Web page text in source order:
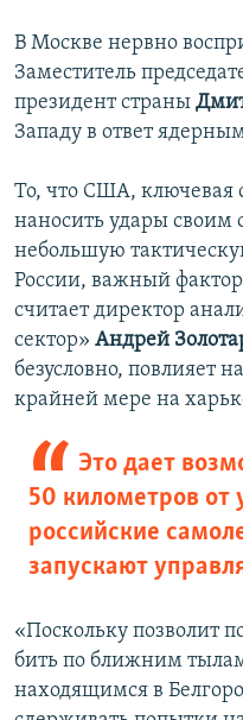
В Москве нервно
Заместитель
президент страны
Западу в ответ
То, что США, ключевая
наносить удары своим
небольшую
России, важный
считает директор
сектор» Андрей
безусловно, повлияет
крайней мере на
Это дает
50 километров от
российские
запускают
«Поскольку позволит
бить по ближним
находящимся в